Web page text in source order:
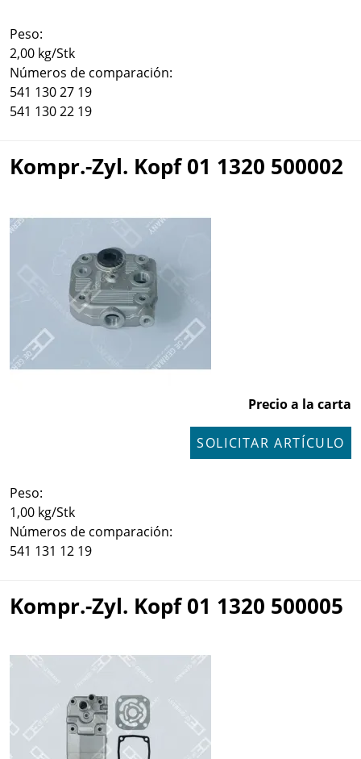
Peso:
2,00 kg/Stk
Números de comparación:
541 130 27 19
541 130 22 19
Kompr.-Zyl. Kopf 01 1320 500002
Precio a la carta
SOLICITAR ARTÍCULO
Peso:
1,00 kg/Stk
Números de comparación:
541 131 12 19
Kompr.-Zyl. Kopf 01 1320 500005